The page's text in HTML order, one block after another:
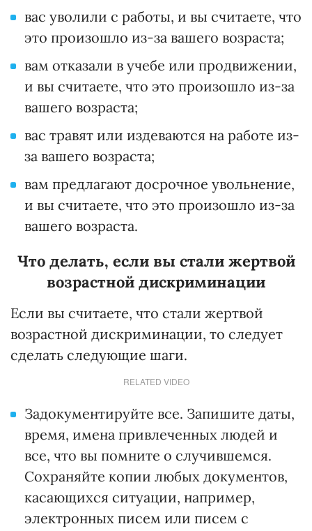
вас уволили с работы, и вы считаете, что
это произошло из-за вашего возраста;
вам отказали в учебе или продвижении,
и вы считаете, что это произошло из-за
вашего возраста;
вас травят или издеваются на работе из-
за вашего возраста;
вам предлагают досрочное увольнение,
и вы считаете, что это произошло из-за
вашего возраста.
Что делать, если вы стали жертвой
возрастной дискриминации
Если вы считаете, что стали жертвой
возрастной дискриминации, то следует
сделать следующие шаги.
RELATED VIDEO
Задокументируйте все. Запишите даты,
время, имена привлеченных людей и
все, что вы помните о случившемся.
Сохраняйте копии любых документов,
касающихся ситуации, например,
электронных писем или писем с